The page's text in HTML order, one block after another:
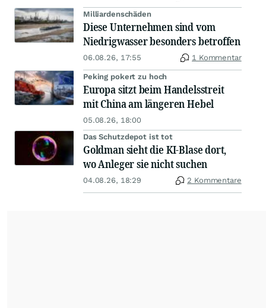
Milliardenschäden
Diese Unternehmen sind vom
Niedrigwasser besonders betroffen
06.08.26, 17:55 1 Kommentar
Peking pokert zu hoch
Europa sitzt beim Handelsstreit
mit China am längeren Hebel
05.08.26, 18:00
Das Schutzdepot ist tot
Goldman sieht die KI-Blase dort,
wo Anleger sie nicht suchen
04.08.26, 18:29 2 Kommentare